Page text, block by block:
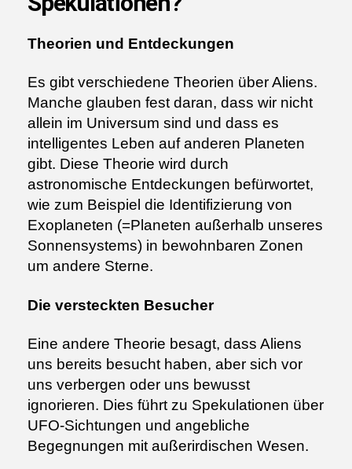
Theorien und Entdeckungen
Es gibt verschiedene Theorien über Aliens.
Manche glauben fest daran, dass wir nicht
allein im Universum sind und dass es
intelligentes Leben auf anderen Planeten
gibt. Diese Theorie wird durch
astronomische Entdeckungen befürwortet,
wie zum Beispiel die Identifizierung von
Exoplaneten (=Planeten außerhalb unseres
Sonnensystems) in bewohnbaren Zonen
um andere Sterne.
Die versteckten Besucher
Eine andere Theorie besagt, dass Aliens
uns bereits besucht haben, aber sich vor
uns verbergen oder uns bewusst
ignorieren. Dies führt zu Spekulationen über
UFO-Sichtungen und angebliche
Begegnungen mit außerirdischen Wesen.